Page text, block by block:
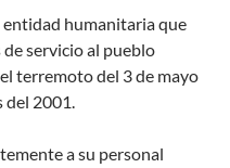
entidad humanitaria que
servicio al pueblo
terremoto del 3 de mayo
del 2001.
a su personal